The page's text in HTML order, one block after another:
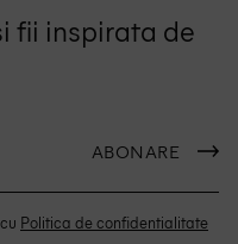
fii inspirata de
ABONARE
Politica de confidentialitate